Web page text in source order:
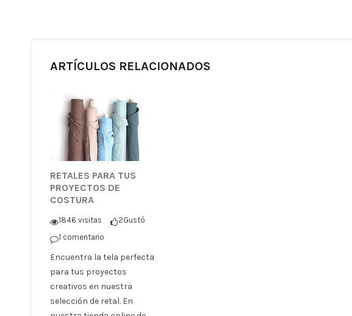
ARTÍCULOS RELACIONADOS
RETALES PARA TUS
PROYECTOS DE
COSTURA
1846 visitas 2Gustó
1 comentario
Encuentra la tela perfecta
para tus proyectos
creativos en nuestra
selección de retal. En